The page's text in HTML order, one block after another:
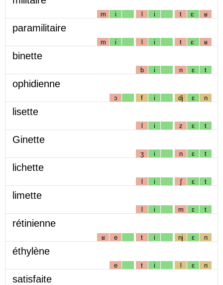
m i l i t ɛː ʁ
paramilitaire
m i l i t ɛː ʁ
binette
b i n ɛ t
ophidienne
ɔ f i dj ɛ n
lisette
l i z ɛ t
Ginette
ʒ i n ɛ t
lichette
l i ʃ ɛ t
limette
l i m ɛ t
rétinienne
ʁ e t i nj ɛ n
éthylène
e t i l ɛ n
satisfaite